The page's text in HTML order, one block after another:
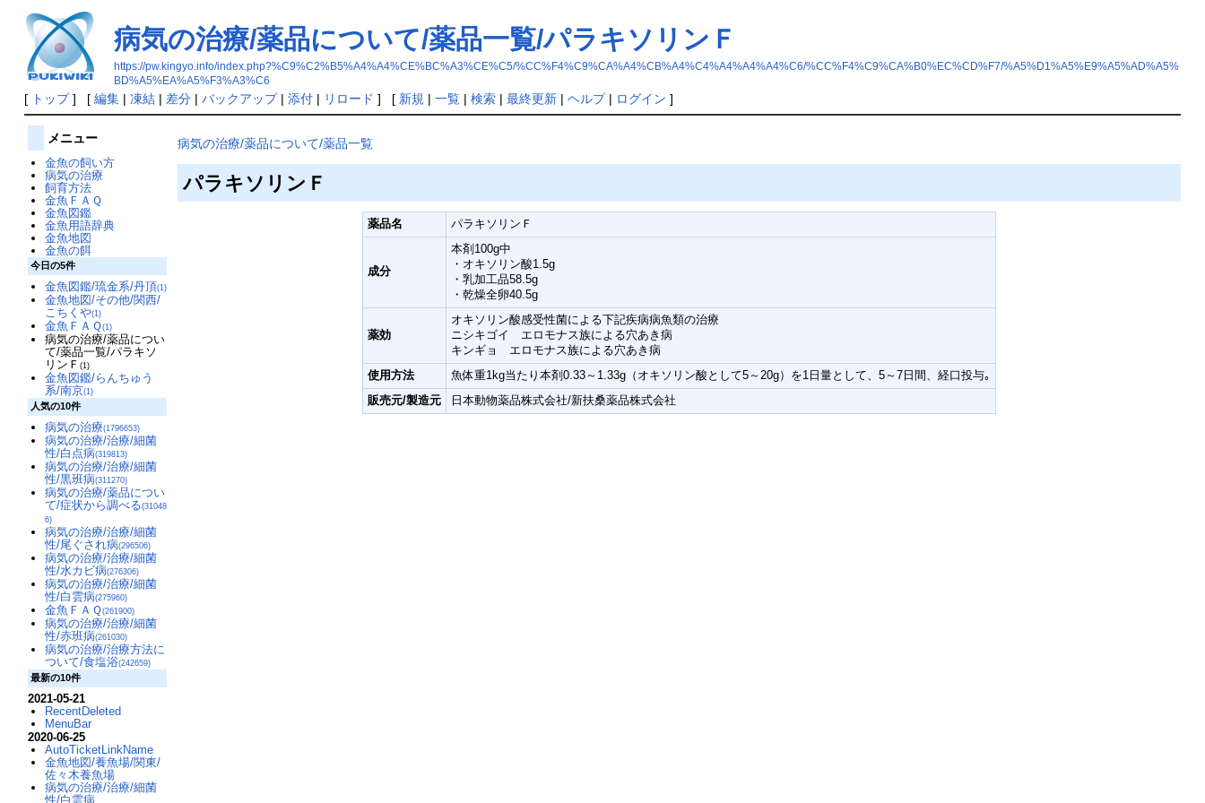
病気の治療/薬品について/薬品一覧/パラキソリンＦ
https://pw.kingyo.info/index.php?%C9%C2%B5%A4%A4%CE%BC%A3%CE%C5/%CC%F4%C9%CA%A4%CB%A4%C4%A4%A4%A4%C6/%CC%F4%C9%CA%B0%EC%CD%F7/%A5%D1%A5%E9%A5%AD%A5%
BD%A5%EA%A5%F3%A3%C6
[ トップ] [ 編集| 凍結| 差分| バックアップ| 添付| リロード ] [ 新規 | 一覧| 検索| 最終更新| ヘルプ| ログイン ]
病気の治療/薬品について/薬品一覧
パラキソリンＦ
薬品名 パラキソリンＦ
成分
本剤100g中
・オキソリン酸1.5g
・乳加工品58.5g
・乾燥全卵40.5g
薬効
オキソリン酸感受性菌による下記疾病病魚類の治療
ニシキゴイ エロモナス族による穴あき病
キンギョ エロモナス族による穴あき病
使用方法
魚体重1kg当たり本剤0.33～1.33g（オキソリン酸として5～20g）を1日量として、5～7日間、経口投与｡
販売元/製造元
日本動物薬品株式会社/新扶桑薬品株式会社
メニュー
金魚の飼い方
病気の治療
飼育方法
金魚ＦＡＱ
金魚図鑑
金魚用語辞典
金魚地図
金魚の餌
今日の5件
金魚図鑑/琉金系/丹頂(1)
金魚地図/その他/関西/
こちくや(1)
金魚ＦＡＱ(1)
病気の治療/薬品につい
て/薬品一覧/パラキソ
リンＦ(1)
金魚図鑑/らんちゅう
系/南京(1)
人気の10件
病気の治療(1796653)
病気の治療/治療/細菌
性/白点病(319813)
病気の治療/治療/細菌
性/黒班病(311270)
病気の治療/薬品につい
て/症状から調べる(31048
6)
病気の治療/治療/細菌
性/尾ぐされ病(296506)
病気の治療/治療/細菌
性/水カビ病(276306)
病気の治療/治療/細菌
性/白雲病(275960)
金魚ＦＡＱ(261900)
病気の治療/治療/細菌
性/赤班病(261030)
病気の治療/治療方法に
ついて/食塩浴(242659)
最新の10件
2021-05-21
RecentDeleted
MenuBar
2020-06-25
AutoTicketLinkName
金魚地図/養魚場/関東/
佐々木養魚場
病気の治療/治療/細菌
性/白雲病